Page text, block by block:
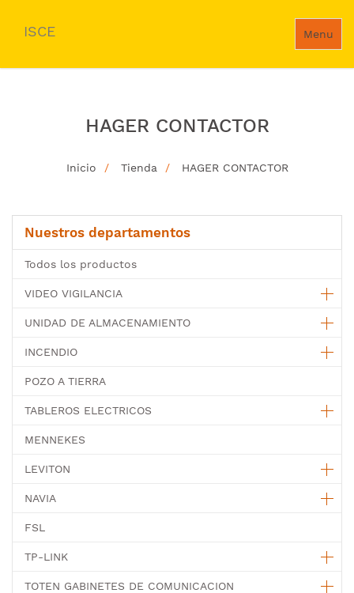
Menu
ISCE
HAGER CONTACTOR
Inicio Tienda HAGER CONTACTOR
Nuestros departamentos
Todos los productos
VIDEO VIGILANCIA
UNIDAD DE ALMACENAMIENTO
INCENDIO
POZO A TIERRA
TABLEROS ELECTRICOS
MENNEKES
LEVITON
NAVIA
FSL
TP-LINK
TOTEN GABINETES DE COMUNICACION